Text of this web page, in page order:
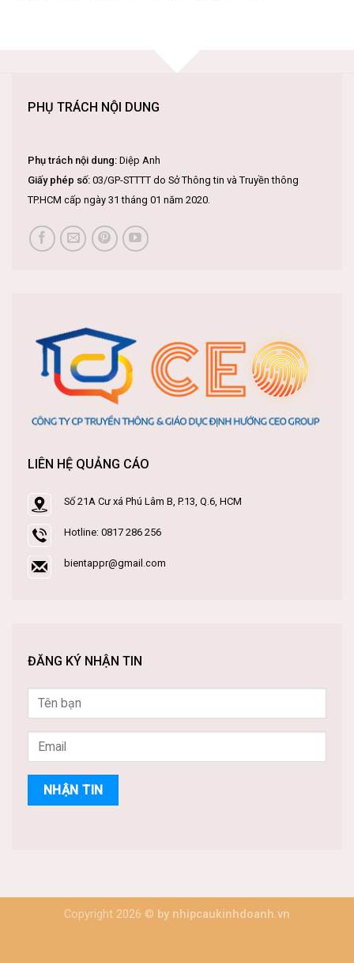
PHỤ TRÁCH NỘI DUNG
Phụ trách nội dung: Diệp Anh
Giấy phép số: 03/GP-STTTT do Sở Thông tin và Truyền thông
TP.HCM cấp ngày 31 tháng 01 năm 2020.
LIÊN HỆ QUẢNG CÁO
Số 21A Cư xá Phú Lâm B, P.13, Q.6, HCM
Hotline: 0817 286 256
bientappr@gmail.com
ĐĂNG KÝ NHẬN TIN
Copyright 2026 © by nhipcaukinhdoanh.vn